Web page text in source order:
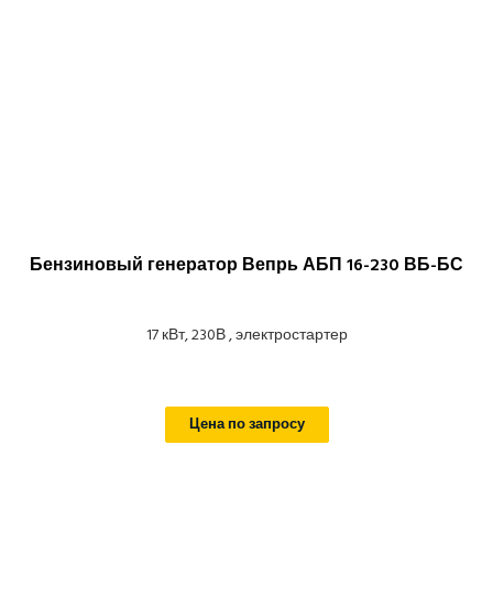
Бензиновый генератор Вепрь АБП 16-230 ВБ-БС
17 кВт, 230В , электростартер
Цена по запросу